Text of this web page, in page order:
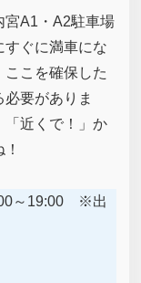
宮A1・A2駐車場
すぐに満車にな
こを確保した
要がありま
「近くで！」か
～19:00 ※出